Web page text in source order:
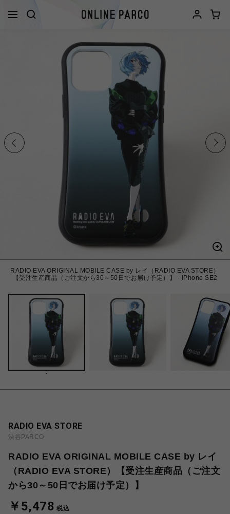
RADIO EVA ORIGINAL MOBILE CASE by レイ（RADIO EVA STORE）
【受注生産商品（ご注文から30～50日でお届け予定）】 - iPhone SE2
-
RADIO EVA STORE
渋谷PARCO
RADIO EVA ORIGINAL MOBILE CASE by レイ
（RADIO EVA STORE）【受注生産商品（ご注文
から30～50日でお届け予定）】
￥5,478 税込